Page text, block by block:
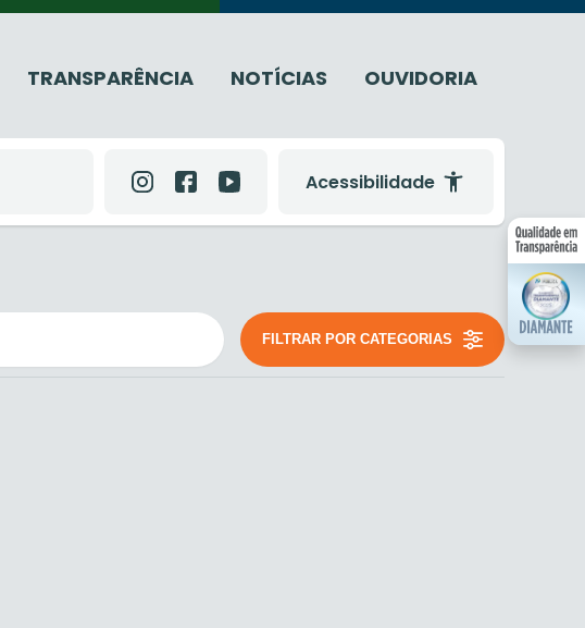
TRANSPARÊNCIA NOTÍCIAS OUVIDORIA
Acessibilidade
FILTRAR POR CATEGORIAS